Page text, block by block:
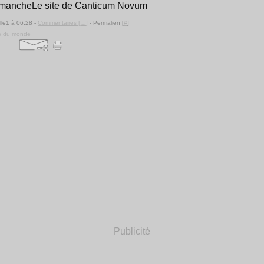
Le site de Canticum Novum
à 06:28 - Commentaires [ ] - Permalien [#]
du monde
Publicité